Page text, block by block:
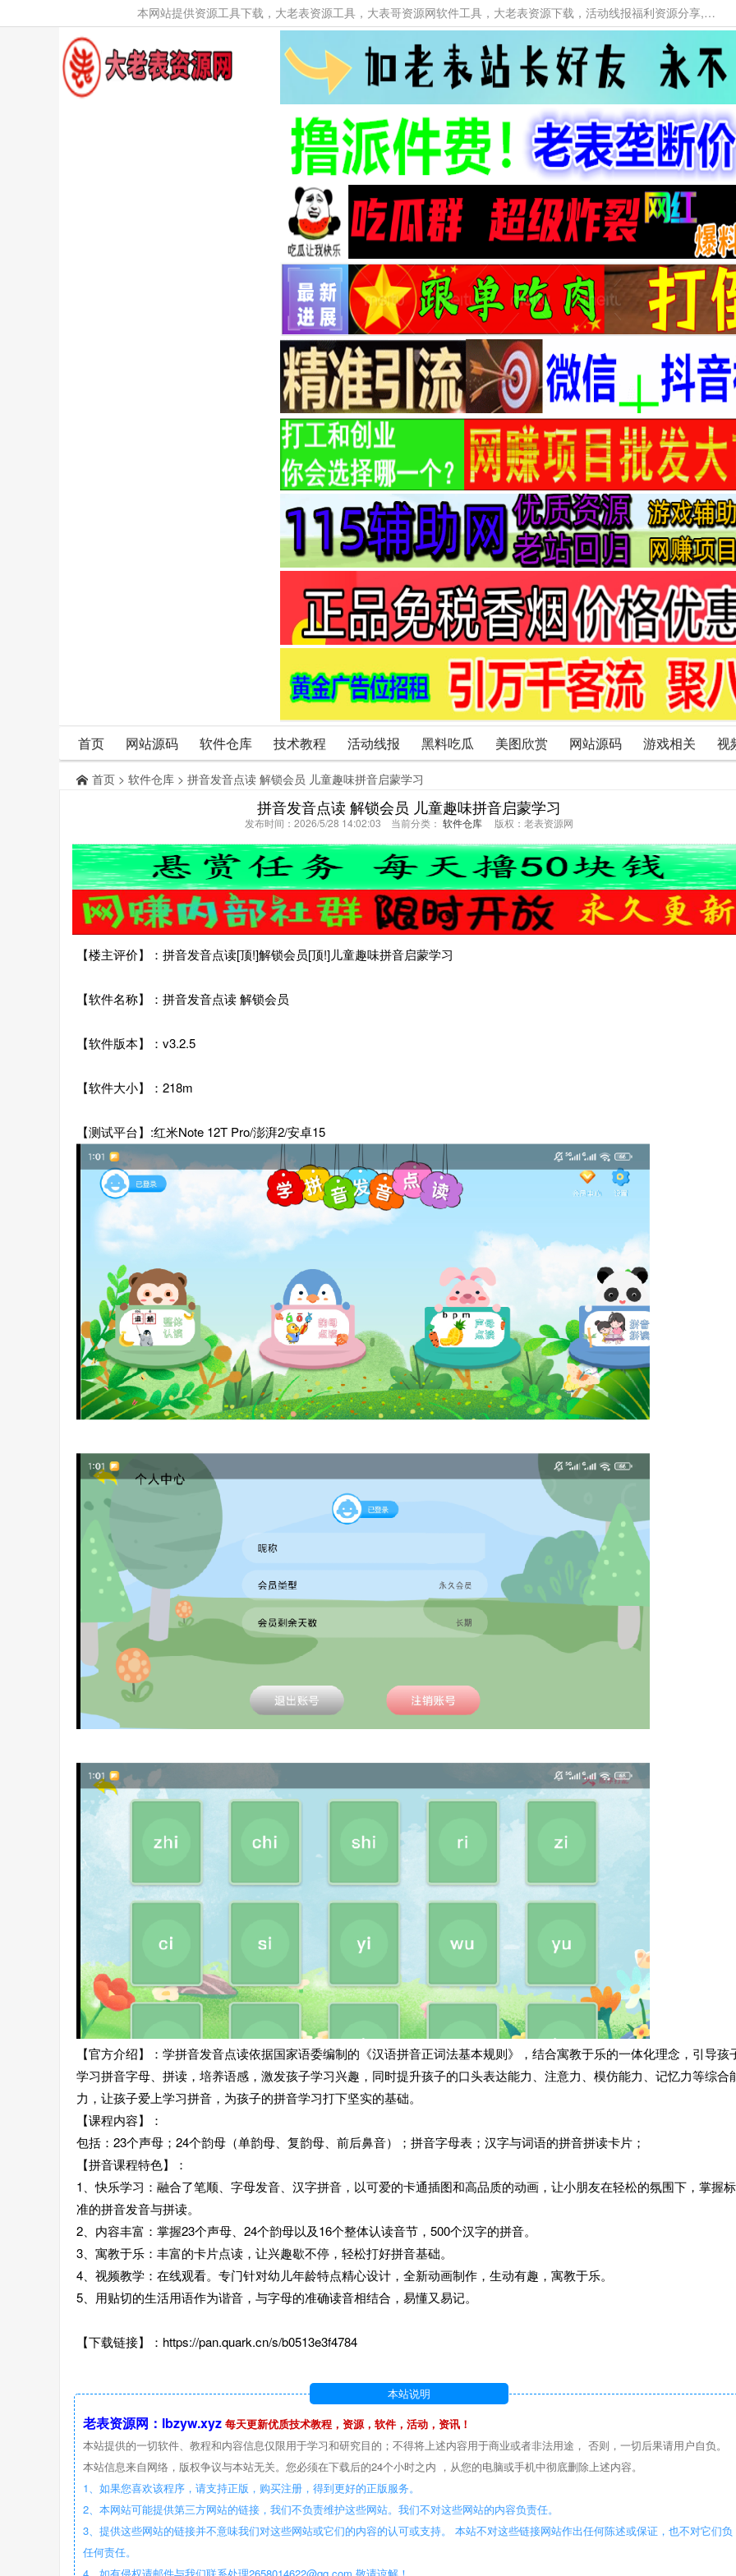
本网站提供资源工具下载，大老表资源工具，大表哥资源网软件工具，大老表资源下载，活动线报福利资源分享,活动线报，大型网游经典游戏，网络热门技术游戏辅助交流与分享。
首页 网站源码 软件仓库 技术教程 活动线报 黑料吃瓜 美图欣赏 网站源码 游戏相关 视
首页 > 软件仓库 > 拼音发音点读 解锁会员 儿童趣味拼音启蒙学习
拼音发音点读 解锁会员 儿童趣味拼音启蒙学习
发布时间：2026/5/28 14:02:03 当前分类： 软件仓库 版权：老表资源网
【楼主评价】：拼音发音点读[顶!]解锁会员[顶!]儿童趣味拼音启蒙学习
【软件名称】：拼音发音点读 解锁会员
【软件版本】：v3.2.5
【软件大小】：218m
【测试平台】:红米Note 12T Pro/澎湃2/安卓15
【官方介绍】：学拼音发音点读依据国家语委编制的《汉语拼音正词法基本规则》，结合寓教于乐的一体化理念，引导孩
学习拼音字母、拼读，培养语感，激发孩子学习兴趣，同时提升孩子的口头表达能力、注意力、模仿能力、记忆力等综合
力，让孩子爱上学习拼音，为孩子的拼音学习打下坚实的基础。
【课程内容】：
包括：23个声母；24个韵母（单韵母、复韵母、前后鼻音）；拼音字母表；汉字与词语的拼音拼读卡片；
【拼音课程特色】：
1、快乐学习：融合了笔顺、字母发音、汉字拼音，以可爱的卡通插图和高品质的动画，让小朋友在轻松的氛围下，掌握标
准的拼音发音与拼读。
2、内容丰富：掌握23个声母、24个韵母以及16个整体认读音节，500个汉字的拼音。
3、寓教于乐：丰富的卡片点读，让兴趣歇不停，轻松打好拼音基础。
4、视频教学：在线观看。专门针对幼儿年龄特点精心设计，全新动画制作，生动有趣，寓教于乐。
5、用贴切的生活用语作为谐音，与字母的准确读音相结合，易懂又易记。
【下载链接】：https://pan.quark.cn/s/b0513e3f4784
本站说明
老表资源网：lbzyw.xyz 每天更新优质技术教程，资源，软件，活动，资讯！
本站提供的一切软件、教程和内容信息仅限用于学习和研究目的；不得将上述内容用于商业或者非法用途， 否则，一切后果请用户自负。
本站信息来自网络，版权争议与本站无关。您必须在下载后的24个小时之内 ，从您的电脑或手机中彻底删除上述内容。
1、如果您喜欢该程序，请支持正版，购买注册，得到更好的正版服务。
2、本网站可能提供第三方网站的链接，我们不负责维护这些网站。我们不对这些网站的内容负责任。
3、提供这些网站的链接并不意味我们对这些网站或它们的内容的认可或支持。 本站不对这些链接网站作出任何陈述或保证，也不对它们负
任何责任。